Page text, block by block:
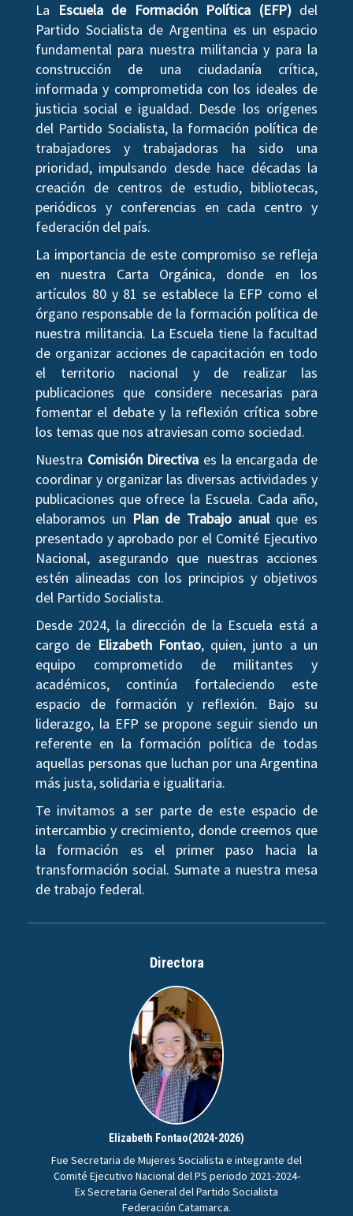
La
Escuela de Formación Política (EFP)del
Partido Socialista de Argentina es un espacio
fundamental para nuestra militancia y para la
construcción de una ciudadanía crítica,
informada y comprometida con los ideales de
justicia social e igualdad. Desde los orígenes
del Partido Socialista, la formación política de
trabajadores y trabajadoras ha sido una
prioridad, impulsando desde hace décadas la
creación de centros de estudio, bibliotecas,
periódicos y conferencias en cada centro y
federación del país.
La importancia de este compromiso se refleja
en nuestra Carta Orgánica, donde en los
artículos 80 y 81 se establece la EFP como el
órgano responsable de la formación política de
nuestra militancia. La Escuela tiene la facultad
de organizar acciones de capacitación en todo
el territorio nacional y de realizar las
publicaciones que considere necesarias para
fomentar el debate y la reflexión crítica sobre
los temas que nos atraviesan como sociedad.
Nuestra Comisión Directiva es la encargada de
coordinar y organizar las diversas actividades y
publicaciones que ofrece la Escuela. Cada año,
elaboramos un Plan de Trabajo anualque es
presentado y aprobado por el Comité Ejecutivo
Nacional, asegurando que nuestras acciones
estén alineadas con los principios y objetivos
del Partido Socialista.
Desde 2024, la dirección de la Escuela está a
cargo de Elizabeth Fontao, quien, junto a un
equipo comprometido de militantes y
académicos, continúa fortaleciendo este
espacio de formación y reflexión. Bajo su
liderazgo, la EFP se propone seguir siendo un
referente en la formación política de todas
aquellas personas que luchan por una Argentina
más justa, solidaria e igualitaria.
Te invitamos a ser parte de este espacio de
intercambio y crecimiento, donde creemos que
la formación es el primer paso hacia la
transformación social. Sumate a nuestra mesa
de trabajo federal.
Directora
Elizabeth Fontao(2024-2026)
Fue Secretaria de Mujeres Socialista e integrante del
Comité Ejecutivo Nacional del PS periodo 2021-2024-
Ex Secretaria General del Partido Socialista
Federación Catamarca.